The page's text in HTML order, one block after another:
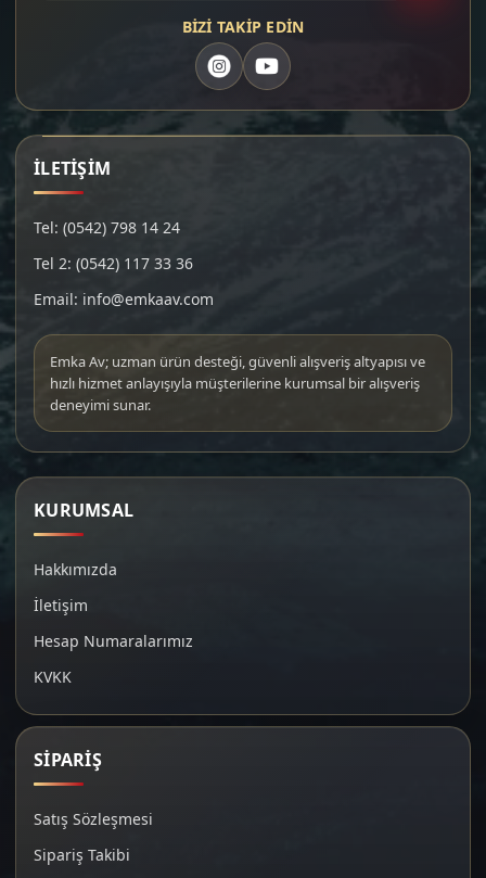
BİZİ TAKİP EDİN
İLETİŞİM
Tel: (0542) 798 14 24
Tel 2: (0542) 117 33 36
Email: info@emkaav.com
Emka Av; uzman ürün desteği, güvenli alışveriş altyapısı ve
hızlı hizmet anlayışıyla müşterilerine kurumsal bir alışveriş
deneyimi sunar.
KURUMSAL
Hakkımızda
İletişim
Hesap Numaralarımız
KVKK
SİPARİŞ
Satış Sözleşmesi
Sipariş Takibi